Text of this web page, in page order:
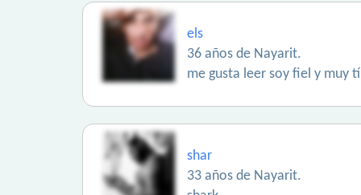
els
36 años de Nayarit.
me gusta leer soy fiel y muy
shar
33 años de Nayarit.